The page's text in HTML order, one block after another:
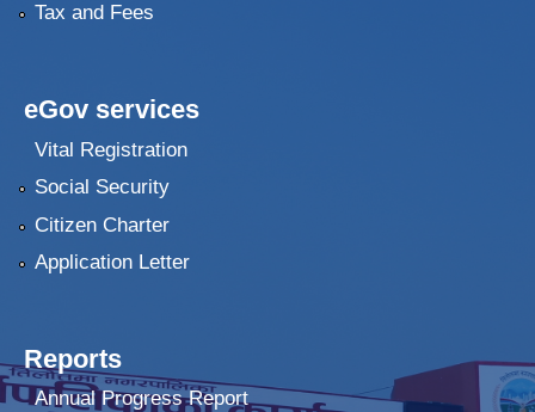
Tax and Fees
eGov services
Vital Registration
Social Security
Citizen Charter
Application Letter
Reports
Annual Progress Report